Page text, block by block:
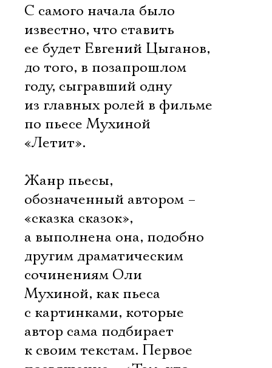
С самого начала было
известно, что ставить
ее будет Евгений Цыганов,
до того, в позапрошлом
году, сыгравший одну
из главных ролей в фильме
по пьесе Мухиной
«Летит».
Жанр пьесы,
обозначенный автором –
«сказка сказок»,
а выполнена она, подобно
другим драматическим
сочинениям Оли
Мухиной, как пьеса
с картинками, которые
автор сама подбирает
к своим текстам. Первое